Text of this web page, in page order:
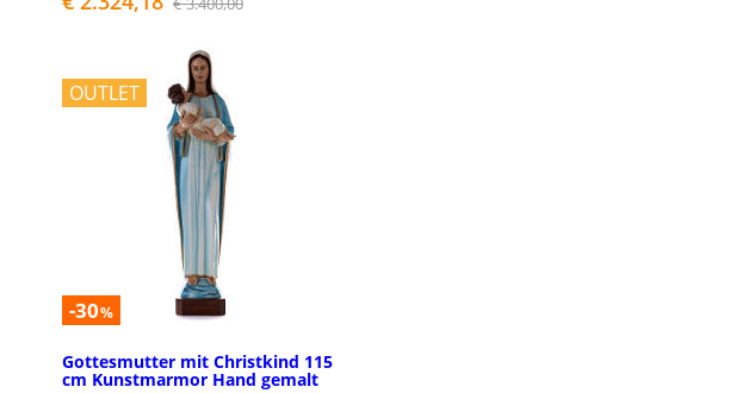
OUTLET
-30%
Gottesmutter mit Christkind 115
cm Kunstmarmor Hand gemalt